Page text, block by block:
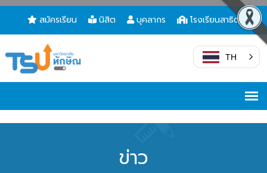
สมัครเรียน นิสิต บุคลากร โรงเรียนสาธิต
TH
ข่าว